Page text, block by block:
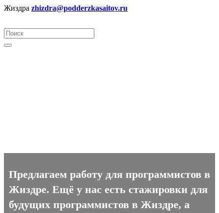
Жиздра zhizdra@podderzkasaitov.ru
Предлагаем работу для программистов в
Жиздре. Ещё у нас есть стажировки для
будущих программистов в Жиздре, а